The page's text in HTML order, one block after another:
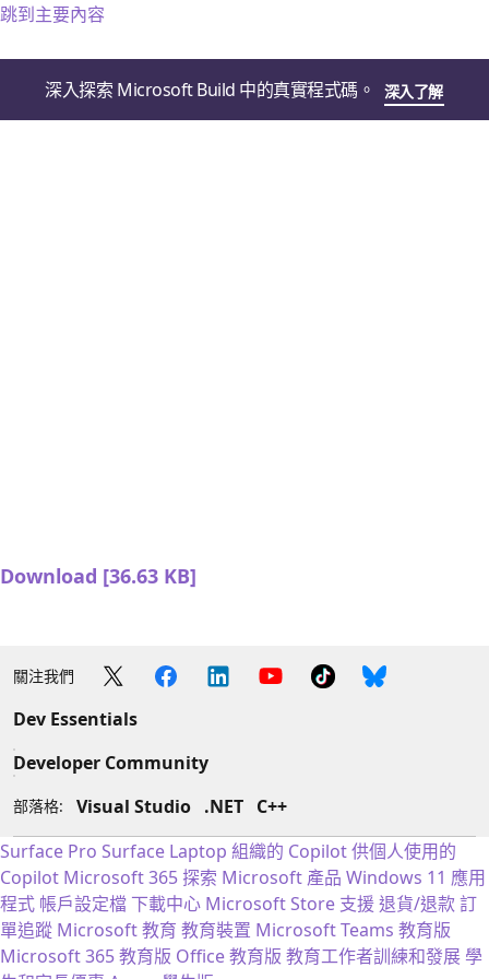
跳到主要內容
深入探索 Microsoft Build 中的真實程式碼。 深入了解
Download [36.63 KB]
關注我們
Dev Essentials
Developer Community
部落格: Visual Studio .NET C++
Surface Pro Surface Laptop 組織的 Copilot供個人使用的
Copilot Microsoft 365 探索 Microsoft 產品 Windows 11 應用
程式 帳戶設定檔 下載中心 Microsoft Store 支援退貨/退款 訂
單追蹤 Microsoft 教育 教育裝置 Microsoft Teams 教育版
Microsoft 365 教育版 Office 教育版 教育工作者訓練和發展學